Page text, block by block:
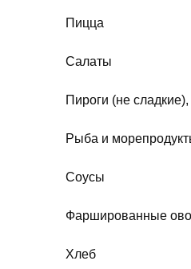
Пицца
Салаты
Пироги (не
Рыба и
Соусы
Фаршированные
Хлеб